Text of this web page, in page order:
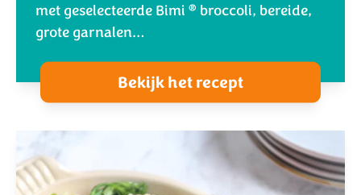
met geselecteerde Bimi ® broccoli, bereide,
grote garnalen…
Bekijk het recept